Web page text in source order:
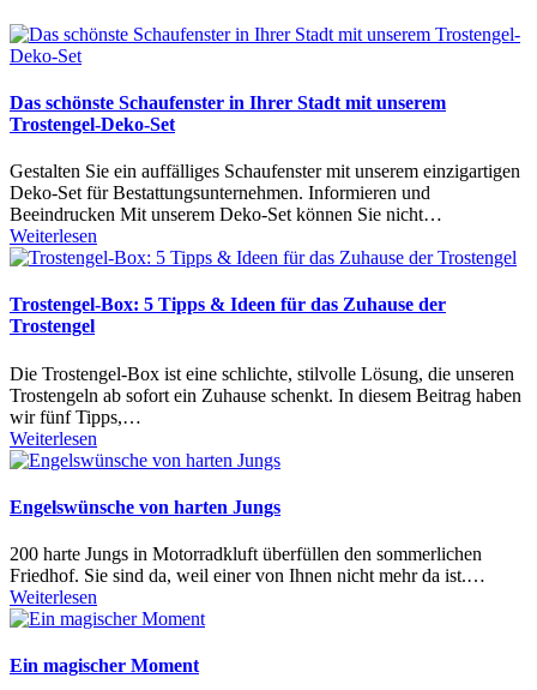
Das schönste Schaufenster in Ihrer Stadt mit unserem
Trostengel-Deko-Set
Gestalten Sie ein auffälliges Schaufenster mit unserem einzigartigen
Deko-Set für Bestattungsunternehmen. Informieren und
Beeindrucken Mit unserem Deko-Set können Sie nicht…
Weiterlesen
Trostengel-Box: 5 Tipps & Ideen für das Zuhause der
Trostengel
Die Trostengel-Box ist eine schlichte, stilvolle Lösung, die unseren
Trostengeln ab sofort ein Zuhause schenkt. In diesem Beitrag haben
wir fünf Tipps,…
Weiterlesen
Engelswünsche von harten Jungs
200 harte Jungs in Motorradkluft überfüllen den sommerlichen
Friedhof. Sie sind da, weil einer von Ihnen nicht mehr da ist.…
Weiterlesen
Ein magischer Moment